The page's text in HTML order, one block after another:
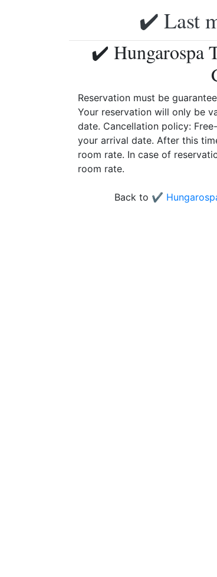
✔️ Last
✔️ Hungarospa
Reservation must be
Your reservation will only be
date. Cancellation policy:
your arrival date. After this
room rate. In case of
room rate.
Back to ✔️